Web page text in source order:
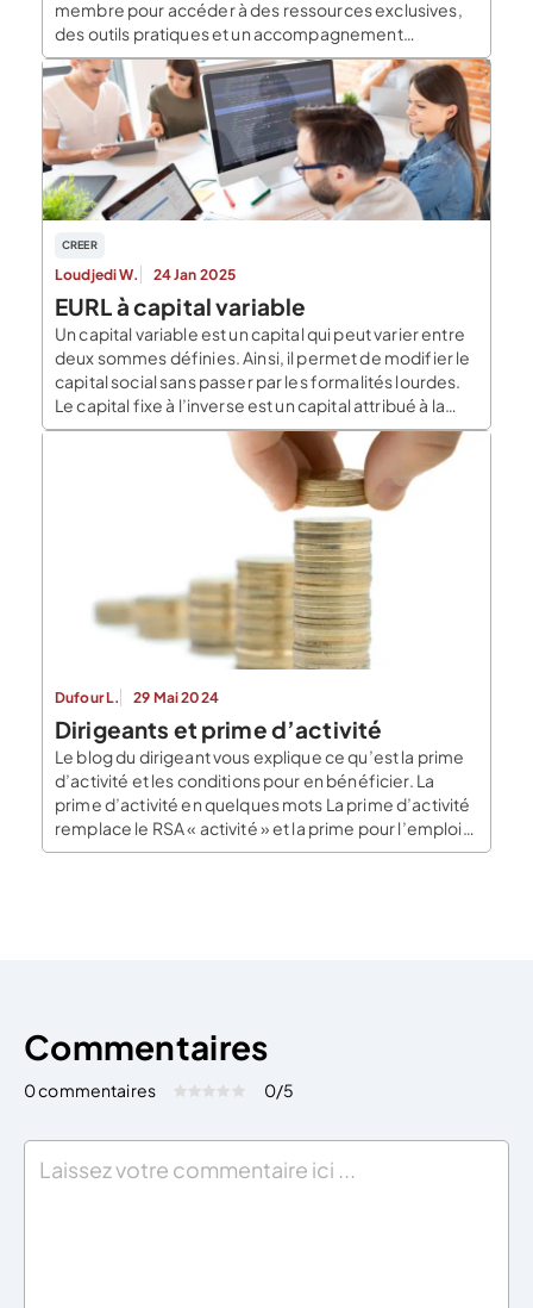
membre pour accéder à des ressources exclusives,
des outils pratiques et un accompagnement
intelligent dans vos projets de création, gestion ou
développement d’entreprise. Ce que vous gagnez
avec un compte membre Contenu réservé aux
membres : Contenu réservé aux membres : […]
CREER
Loudjedi W. 24 Jan 2025
EURL à capital variable
Un capital variable est un capital qui peut varier entre
deux sommes définies. Ainsi, il permet de modifier le
capital social sans passer par les formalités lourdes.
Le capital fixe à l’inverse est un capital attribué à la
constitution de la société et qui n’évolue plus sauf
modification statutaire. Le capital variable lui peut
Dufour L. 29 Mai 2024
Dirigeants et prime d’activité
Le blog du dirigeant vous explique ce qu’est la prime
d’activité et les conditions pour en bénéficier. La
prime d’activité en quelques mots La prime d’activité
remplace le RSA « activité » et la prime pour l’emploi.
Elle vise à compléter des faibles revenus tirés d’une
Commentaires
0 commentaires Évaluez cet article:
0/5